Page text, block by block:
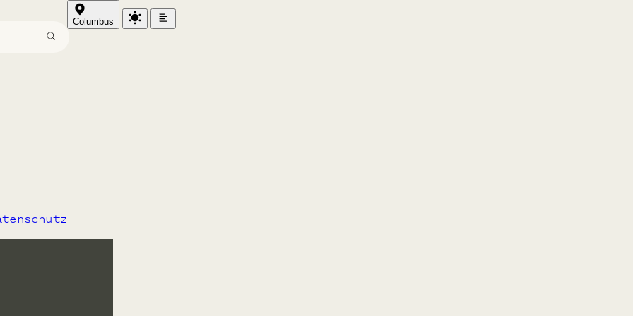
Columbus